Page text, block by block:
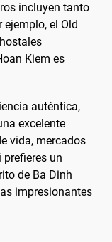
incluyen tanto
el Old
Kiem es
auténtica,
excelente
vida, mercados
prefieres un
de Ba Dinh
impresionantes